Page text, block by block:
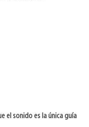
el sonido es la única guía